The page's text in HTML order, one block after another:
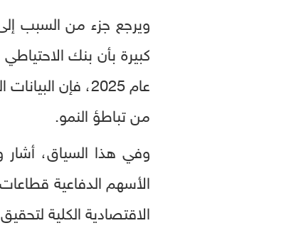
ويرجع جزء من السبب
عام 2025، فإن
من تباطؤ النمو.
وفي هذا السياق، أشار
الأسهم الدفاعية
الاقتصادية الكلية